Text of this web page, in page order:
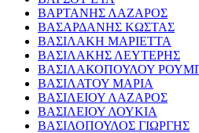
ΒΑΡΤΑΝΗΣ ΛΑΖΑΡΟΣ
ΒΑΣΑΡΔΑΝΗΣ ΚΩΣΤΑΣ
ΒΑΣΙΛΑΚΗ ΜΑΡΙΕΤΤΑ
ΒΑΣΙΛΑΚΗΣ ΛΕΥΤΕΡΗΣ
ΒΑΣΙΛΑΚΟΠΟΥΛΟΥ
ΒΑΣΙΛΑΤΟΥ ΜΑΡΙΑ
ΒΑΣΙΛΕΙΟΥ ΛΑΖΑΡΟΣ
ΒΑΣΙΛΕΙΟΥ ΛΟΥΚΙΑ
ΒΑΣΙΛΟΠΟΥΛΟΣ ΓΙΩΡΓΗΣ